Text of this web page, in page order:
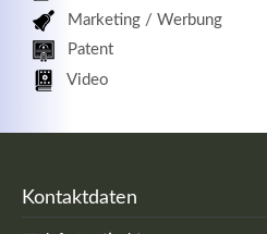
Marketing / Werbung
Patent
Video
Kontaktdaten